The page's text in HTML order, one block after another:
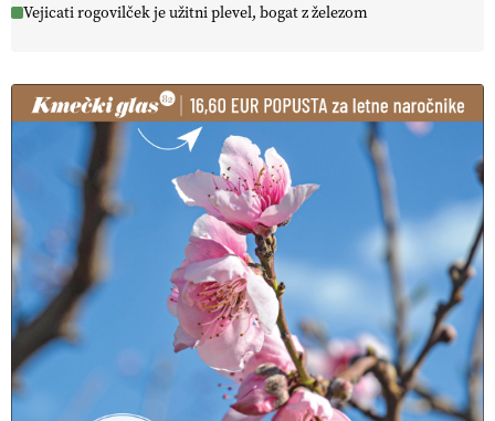
Vejicati rogovilček je užitni plevel, bogat z železom